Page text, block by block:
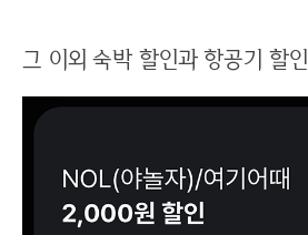
그 이외 숙박 할인과 항공기 할인